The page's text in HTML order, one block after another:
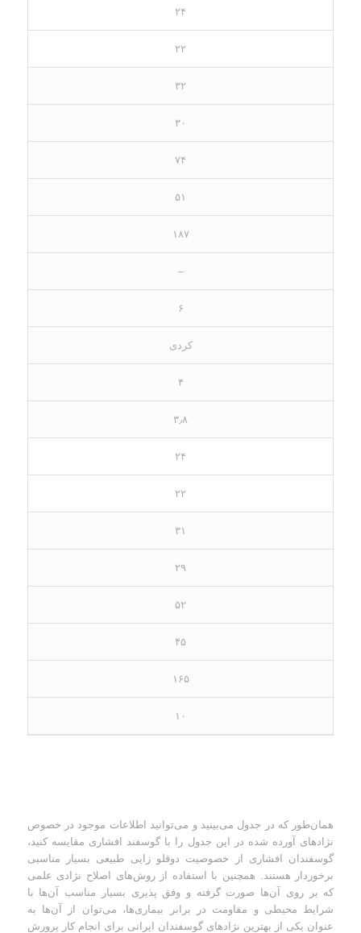
۲۴
۲۲
۳۲
۳۰
۷۴
۵۱
۱۸۷
–
۶
کردی
۴
۳٫۸
۲۴
۲۲
۳۱
۲۹
۵۲
۴۵
۱۶۵
۱۰
همان‌طور که در جدول می‌بینید و می‌توانید اطلاعات موجود در خصوص
نژادهای آورده شده در این جدول را با گوسفند افشاری مقایسه کنید،
گوسفندان افشاری از خصوصیت دوقلو زایی طبیعی بسیار مناسبی
برخوردار هستند. همچنین با استفاده از روش‌های اصلاح نژادی علمی
که بر روی آن‌ها صورت گرفته و وفق پذیری بسیار مناسب آن‌ها با
شرایط محیطی و مقاومت در برابر بیماری‌ها، می‌توان از آن‌ها به
عنوان یکی از بهترین نژادهای گوسفندان ایرانی برای انجام کار پرورش